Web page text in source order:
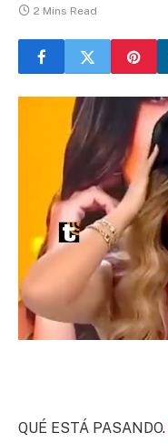
2 Mins Read
QUÉ ESTÁ PASANDO.